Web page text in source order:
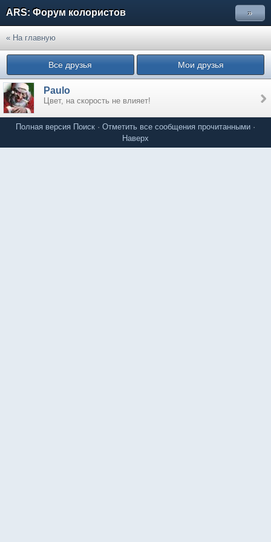
ARS: Форум колористов »
« На главную
Все друзья Мои друзья
Paulo
Цвет, на скорость не влияет!
Полная версия Поиск · Отметить все сообщения прочитанными ·
Наверх